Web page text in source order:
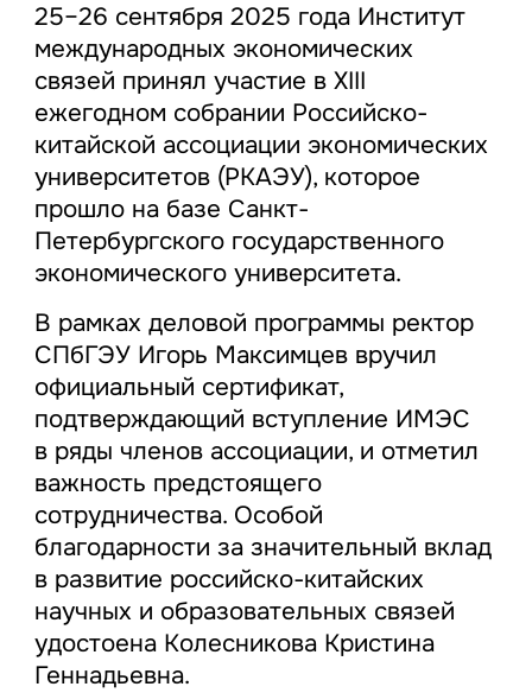
25–26 сентября 2025 года Институт
международных экономических
связей принял участие в XIII
ежегодном собрании Российско-
китайской ассоциации экономических
университетов (РКАЭУ), которое
прошло на базе Санкт-
Петербургского государственного
экономического университета.
В рамках деловой программы ректор
СПбГЭУ Игорь Максимцев вручил
официальный сертификат,
подтверждающий вступление ИМЭС
в ряды членов ассоциации, и отметил
важность предстоящего
сотрудничества. Особой
благодарности за значительный вклад
в развитие российско-китайских
научных и образовательных связей
удостоена Колесникова Кристина
Геннадьевна.